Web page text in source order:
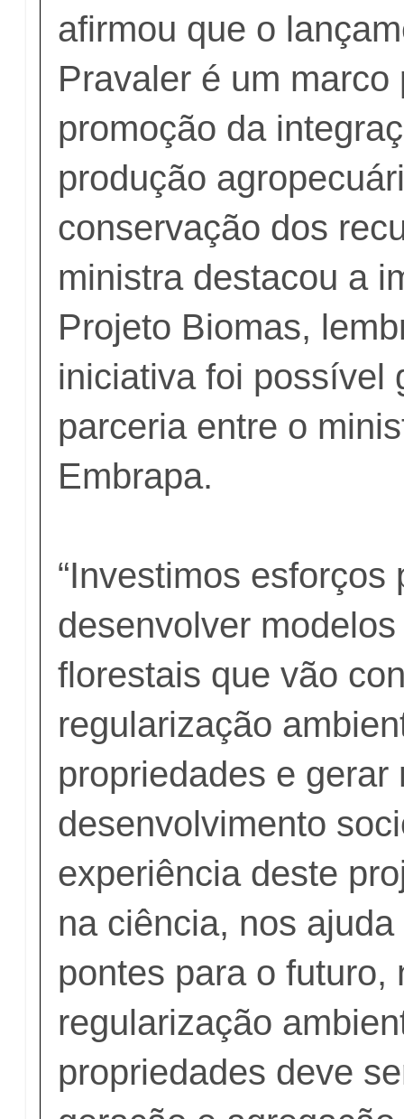
afirmou que o
Pravaler é um marco
promoção da
produção
conservação dos
ministra destacou a
Projeto Biomas,
iniciativa foi possível
parceria entre o
Embrapa.
“Investimos esforços
desenvolver
florestais que vão
regularização
propriedades e gerar
desenvolvimento
experiência deste
na ciência, nos
pontes para o futuro,
regularização
propriedades deve